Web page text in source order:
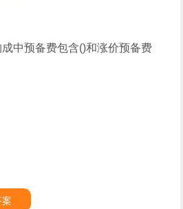
中预备费包含()和涨价预备费